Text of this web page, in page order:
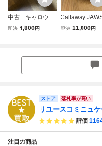
中古 キャロウェ
イ・X TOUR FOR
即決 4,800円
Callaway
ウェッジ 2本セ
即決 11,000円
ストア 落札率が高い
リユースコミニュ
評価
注目の商品